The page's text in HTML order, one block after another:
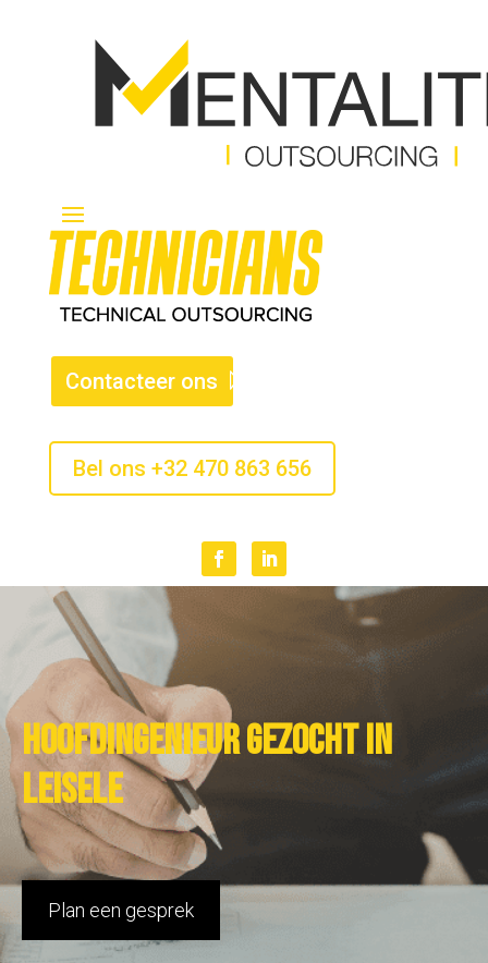
Contacteer ons
Bel ons +32 470 863 656
Hoofdingenieur gezocht in
Leisele
Plan een gesprek